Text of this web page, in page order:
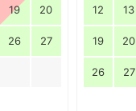
19 20
26 27
12 13
19 20
26 27